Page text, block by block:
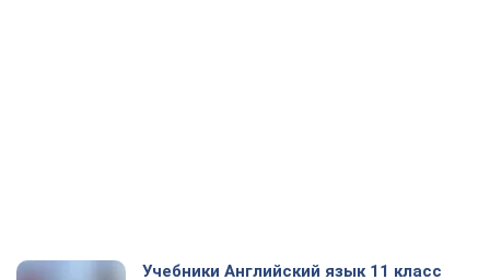
Учебники Английский язык 11 класс